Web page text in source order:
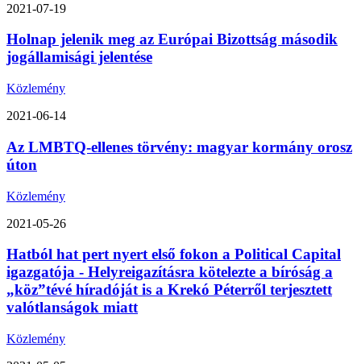
2021-07-19
Holnap jelenik meg az Európai Bizottság második
jogállamisági jelentése
Közlemény
2021-06-14
Az LMBTQ-ellenes törvény: magyar kormány orosz
úton
Közlemény
2021-05-26
Hatból hat pert nyert első fokon a Political Capital
igazgatója - Helyreigazításra kötelezte a bíróság a
„köz”tévé híradóját is a Krekó Péterről terjesztett
valótlanságok miatt
Közlemény